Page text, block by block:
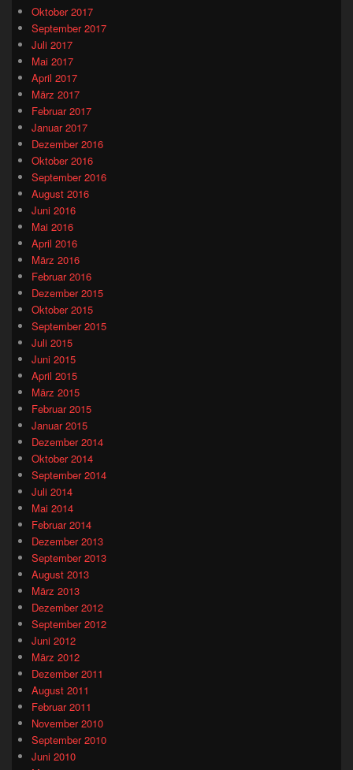
Oktober 2017
September 2017
Juli 2017
Mai 2017
April 2017
März 2017
Februar 2017
Januar 2017
Dezember 2016
Oktober 2016
September 2016
August 2016
Juni 2016
Mai 2016
April 2016
März 2016
Februar 2016
Dezember 2015
Oktober 2015
September 2015
Juli 2015
Juni 2015
April 2015
März 2015
Februar 2015
Januar 2015
Dezember 2014
Oktober 2014
September 2014
Juli 2014
Mai 2014
Februar 2014
Dezember 2013
September 2013
August 2013
März 2013
Dezember 2012
September 2012
Juni 2012
März 2012
Dezember 2011
August 2011
Februar 2011
November 2010
September 2010
Juni 2010